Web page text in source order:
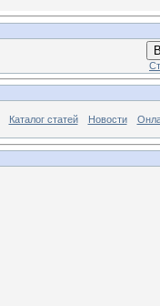
Каталог статей Новости